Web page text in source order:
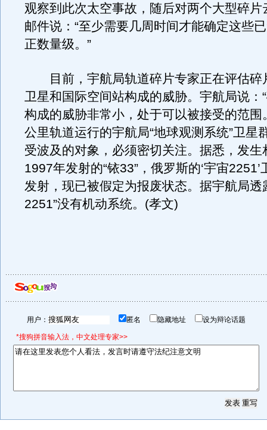
观察到此次太空事故，随后对两个大型碎片
邮件说：“至少需要几周时间才能确定这些
正数量级。”
目前，宇航局轨道碎片专家正在评估碎
卫星和国际空间站构成的威胁。宇航局说：
构成的威胁非常小，处于可以被接受的范围
公里轨道运行的宇航局“地球观测系统”卫星
受波及的对象，必须密切关注。据悉，发生
1997年发射的“铱33”，俄罗斯的‘宇宙
发射，现已被假定为报废状态。据宇航局透
2251”没有机动系统。(孝文)
用户： 匿名 隐藏地址 设为辩论话题
*搜狗拼音输入法，中文处理专家>>